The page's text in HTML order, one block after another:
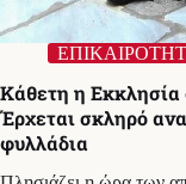
Κάθετη η Εκκλησία
Έρχεται σκληρό
φυλλάδια